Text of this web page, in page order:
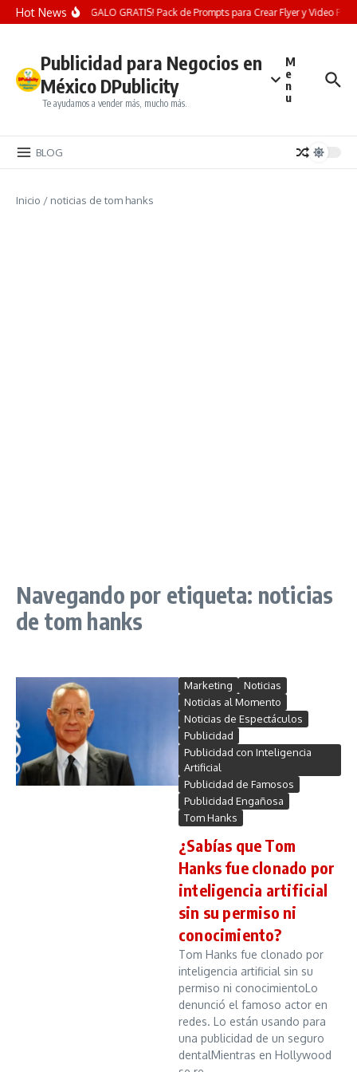
Saltar al contenido
Hot News ¡REGALO GRATIS! Pack de Prompts para Crear Flyer y Video
Publicidad para Negocios en
México DPublicity
Te ayudamos a vender más, mucho más.
M
e
n
u
BLOG
Inicio / noticias de tom hanks
Navegando por etiqueta: noticias
de tom hanks
Marketing
Noticias
Noticias al Momento
Noticias de Espectáculos
Publicidad
Publicidad con Inteligencia
Artificial
Publicidad de Famosos
Publicidad Engañosa
Tom Hanks
¿Sabías que Tom
Hanks fue clonado por
inteligencia artificial
sin su permiso ni
conocimiento?
Tom Hanks fue clonado por
inteligencia artificial sin su
permiso ni conocimientoLo
denunció el famoso actor en
redes. Lo están usando para
una publicidad de un seguro
dentalMientras en Hollywood